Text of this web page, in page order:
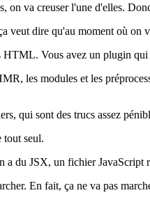
on va creuser l'une d'elles.
veut dire qu'au moment où
Vous avez un plugin
les modules et les
qui sont des trucs assez
tout seul.
du JSX, un fichier JavaScript
En fait, ça ne va pas